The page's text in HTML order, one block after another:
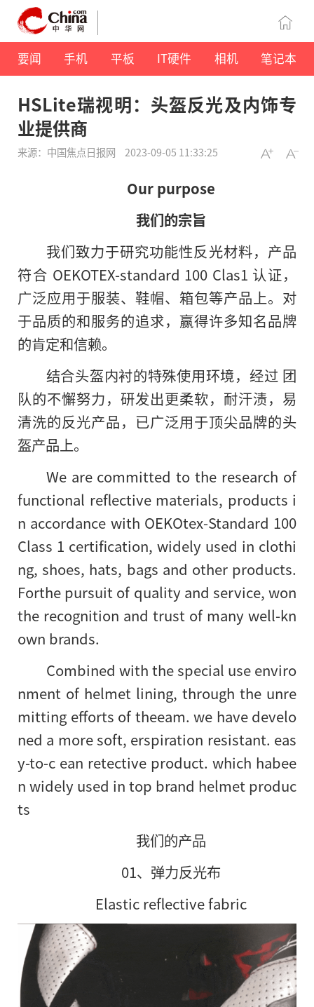
要闻 手机 平板 IT硬件 相机 笔记本
HSLite瑞视明：头盔反光及内饰专
业提供商
来源：中国焦点日报网 2023-09-05 11:33:25
Our purpose
我们的宗旨
我们致力于研究功能性反光材料，产品
符合 OEKOTEX-standard 100 Clas1 认证，
广泛应用于服装、鞋帽、箱包等产品上。对
于品质的和服务的追求，赢得许多知名品牌
的肯定和信赖。
结合头盔内衬的特殊使用环境，经过 团
队的不懈努力，研发出更柔软，耐汗渍，易
清洗的反光产品，已广泛用于顶尖品牌的头
盔产品上。
We are committed to the research of
functional reflective materials, products i
n accordance with OEKOtex-Standard 100
Class 1 certification, widely used in clothi
ng, shoes, hats, bags and other products.
Forthe pursuit of quality and service, won
the recognition and trust of many well-kn
own brands.
Combined with the special use enviro
nment of helmet lining, through the unre
mitting efforts of theeam. we have develo
ned a more soft, erspiration resistant. eas
y-to-c ean retective product. which habee
n widely used in top brand helmet produc
ts
我们的产品
01、弹力反光布
Elastic reflective fabric